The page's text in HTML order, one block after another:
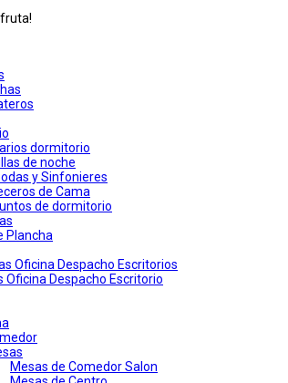
dormitorio
de noche
y Sinfonieres
de Cama
de dormitorio
Plancha
Oficina Despacho Escritorios
Oficina Despacho Escritorio
Mesas de Comedor Salon